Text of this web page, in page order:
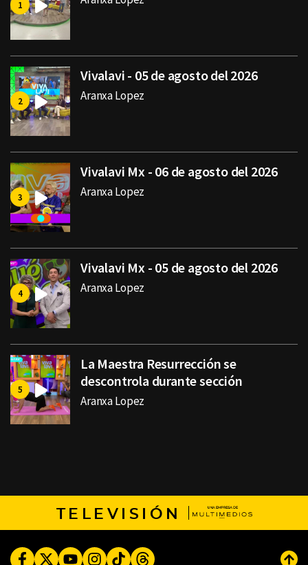
Vivalavi - 05 de agosto del 2026
Aranxa Lopez
Vivalavi Mx - 06 de agosto del 2026
Aranxa Lopez
Vivalavi Mx - 05 de agosto del 2026
Aranxa Lopez
La Maestra Resurrección se
descontrola durante sección
Aranxa Lopez
TELEVISIÓN
FacebookTwitterYoutubeInstagram
TikTokThreads